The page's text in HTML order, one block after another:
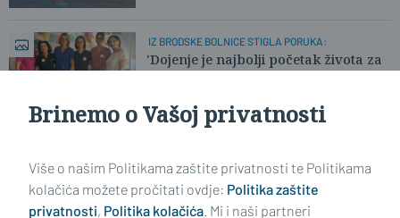
IZ BRODSKE BOLNICE STIGLA PORUKA:
'Dojenje je najbolji početak života za
Brinemo o Vašoj privatnosti
Više o našim Politikama zaštite privatnosti te Politikama
kolačića možete pročitati ovdje: Politika zaštite
privatnosti, Politika kolačića. Mi i naši partneri